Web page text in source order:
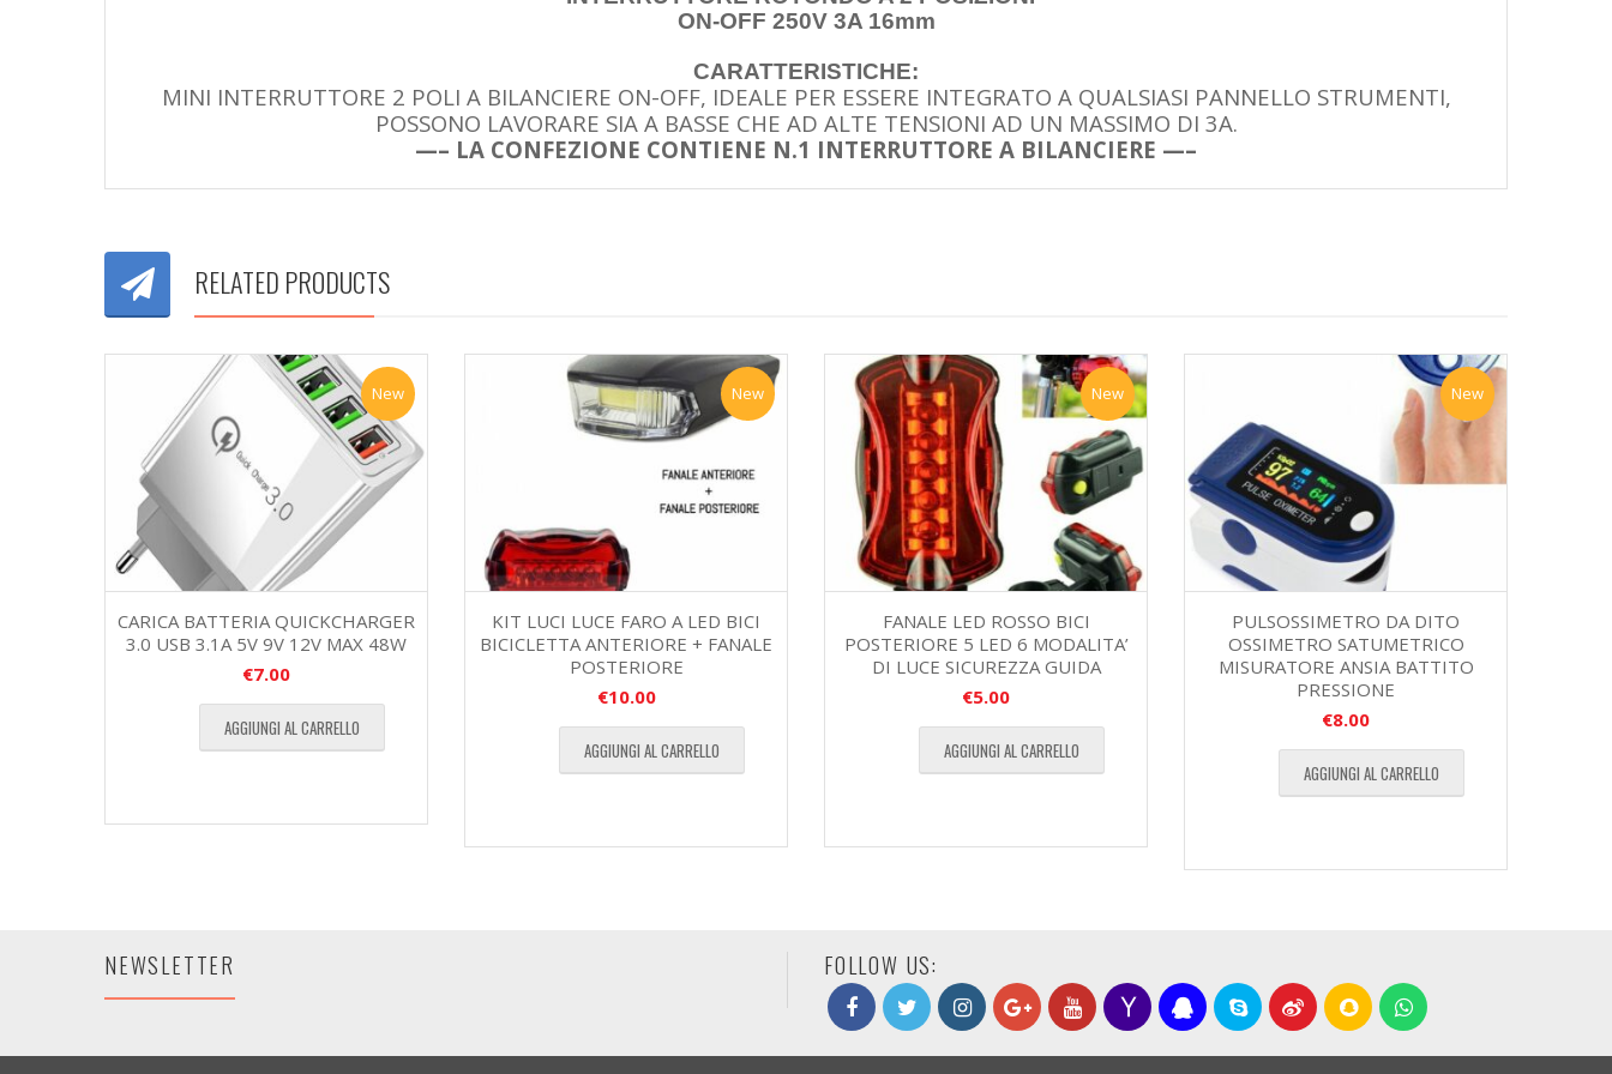
ON-OFF 250V 3A 16mm
CARATTERISTICHE:
MINI INTERRUTTORE 2 POLI A BILANCIERE ON-OFF, IDEALE PER ESSERE INTEGRATO A QUALSIASI PANNELLO STRUMENTI,
POSSONO LAVORARE SIA A BASSE CHE AD ALTE TENSIONI AD UN MASSIMO DI 3A.
—– LA CONFEZIONE CONTIENE N.1 INTERRUTTORE A BILANCIERE —–
RELATED PRODUCTS
New
CARICA BATTERIA QUICKCHARGER
3.0 USB 3.1A 5V 9V 12V MAX 48W
€7.00
AGGIUNGI AL CARRELLO
New
KIT LUCI LUCE FARO A LED BICI
BICICLETTA ANTERIORE + FANALE
POSTERIORE
€10.00
AGGIUNGI AL CARRELLO
New
FANALE LED ROSSO BICI
POSTERIORE 5 LED 6 MODALITA’
DI LUCE SICUREZZA GUIDA
€5.00
AGGIUNGI AL CARRELLO
New
PULSOSSIMETRO DA DITO
OSSIMETRO SATUMETRICO
MISURATORE ANSIA BATTITO
PRESSIONE
€8.00
AGGIUNGI AL CARRELLO
NEWSLETTER FOLLOW US: